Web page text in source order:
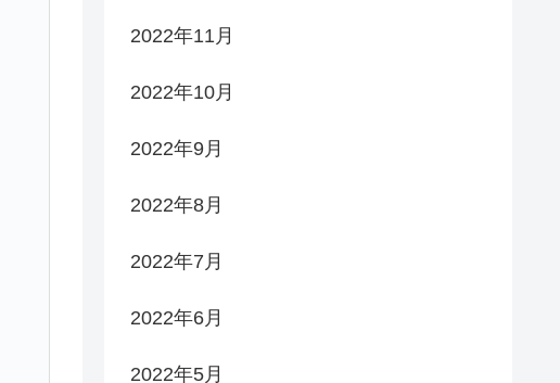
2022年11月
2022年10月
2022年9月
2022年8月
2022年7月
2022年6月
2022年5月